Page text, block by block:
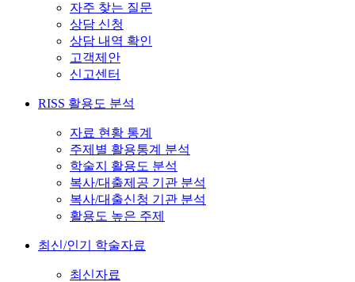
자주 찾는 질문
상담 신청
상담 내역 확인
고객제안
신고센터
RISS 활용도 분석
자료 현황 통계
주제별 활용통계 분석
학술지 활용도 분석
복사/대출제공 기관 분석
복사/대출신청 기관 분석
활용도 높은 주제
최신/인기 학술자료
최신자료